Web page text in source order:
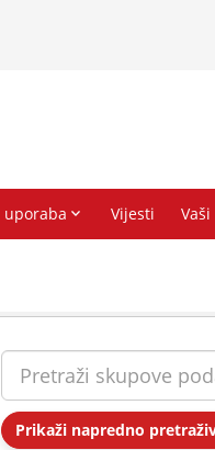
Prikaži napredno